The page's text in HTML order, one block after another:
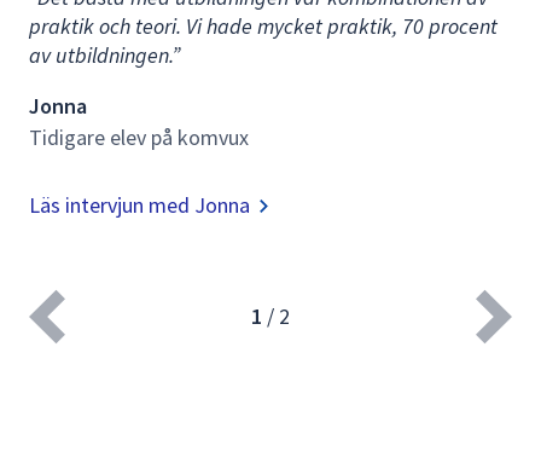
praktik och teori. Vi hade mycket praktik, 70 procent
av utbildningen.”
Jonna
Tidigare elev på komvux
Läs intervjun med Jonna
1 / 2